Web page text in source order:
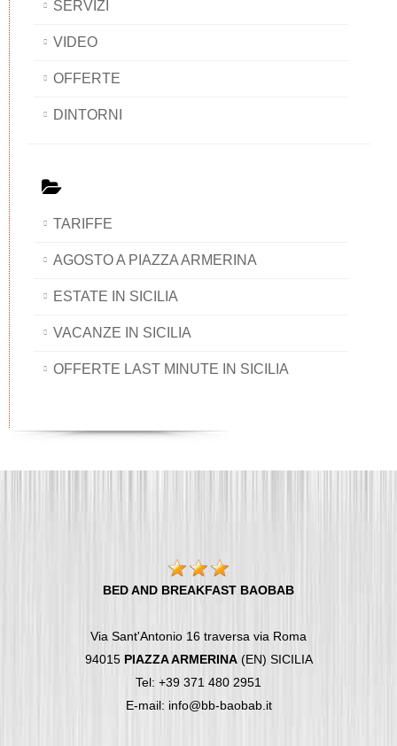
SERVIZI
VIDEO
OFFERTE
DINTORNI
TARIFFE
AGOSTO A PIAZZA ARMERINA
ESTATE IN SICILIA
VACANZE IN SICILIA
OFFERTE LAST MINUTE IN SICILIA
BED AND BREAKFAST BAOBAB
Via Sant'Antonio 16 traversa via Roma
94015 PIAZZA ARMERINA(EN) SICILIA
Tel: +39 371 480 2951
E-mail: info@bb-baobab.it